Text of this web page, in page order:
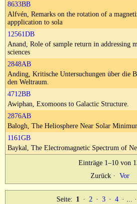
8633BB
Alfvén, Remarks on the rotation of a
appplication to sola
12561DB
Anand, Role of sample return in addressing
sciences
2848AB
Anding, Kritische Untersuchungen über die
den Weltraum.
4712BB
Awiphan, Exomoons to Galactic Structure.
2876AB
Balogh, The Heliosphere Near Solar
1161GB
Baykal, The Electromagnetic Spectrum of
Einträge 1–10 von
Zurück· Vor
Seite: 1 · 2 · 3 · 4 · ... ·